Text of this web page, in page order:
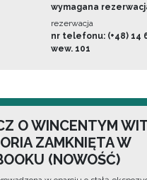
wymagana
rezerwacja
nr telefonu: (+48) 14
wew. 101
O WINCENTYM
ZAMKNIĘTA W
(NOWOŚĆ)